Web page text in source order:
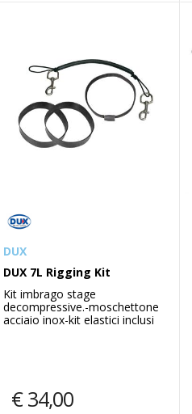
DUX
DUX 7L Rigging Kit
Kit imbrago stage
decompressive.-moschettone
acciaio inox-kit elastici inclusi
€ 34,00
Xdeep
Closed DSMB, Orange, 140 cm
long